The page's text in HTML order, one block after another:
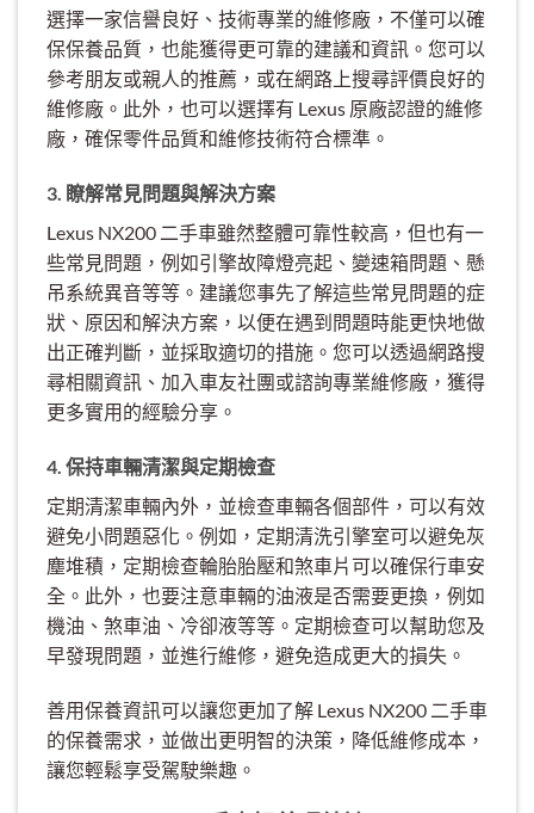
選擇一家信譽良好、技術專業的維修廠，不僅可以確
保保養品質，也能獲得更可靠的建議和資訊。您可以
參考朋友或親人的推薦，或在網路上搜尋評價良好的
維修廠。此外，也可以選擇有 Lexus 原廠認證的維修
廠，確保零件品質和維修技術符合標準。
3. 瞭解常見問題與解決方案
Lexus NX200 二手車雖然整體可靠性較高，但也有一
些常見問題，例如引擎故障燈亮起、變速箱問題、懸
吊系統異音等等。建議您事先了解這些常見問題的症
狀、原因和解決方案，以便在遇到問題時能更快地做
出正確判斷，並採取適切的措施。您可以透過網路搜
尋相關資訊、加入車友社團或諮詢專業維修廠，獲得
更多實用的經驗分享。
4. 保持車輛清潔與定期檢查
定期清潔車輛內外，並檢查車輛各個部件，可以有效
避免小問題惡化。例如，定期清洗引擎室可以避免灰
塵堆積，定期檢查輪胎胎壓和煞車片可以確保行車安
全。此外，也要注意車輛的油液是否需要更換，例如
機油、煞車油、冷卻液等等。定期檢查可以幫助您及
早發現問題，並進行維修，避免造成更大的損失。
善用保養資訊可以讓您更加了解 Lexus NX200 二手車
的保養需求，並做出更明智的決策，降低維修成本，
讓您輕鬆享受駕駛樂趣。